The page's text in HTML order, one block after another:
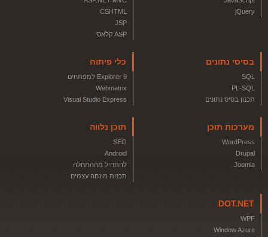
jQuery
CSHTML
JSP
ASP קלאסי
בסיסי נתונים
SQL
PL-SQL
תכנון בסיס נתונים
כלי פיתוח
Explorer 9 למפתחים
Webmatrix
Visual Studio Express
מערכות תוכן
WordPress
Drupal
Joomla
תוכן נלווה
SEO
Android
להתחיל מההתחלה
תכנות מונחה עצמים
DOT.NET
WPF
Window Azure